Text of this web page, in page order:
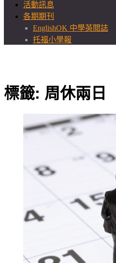
活動訊息
各期期刊
EnglishOK 中學英閱誌
托福小學報
標籤: 周休兩日